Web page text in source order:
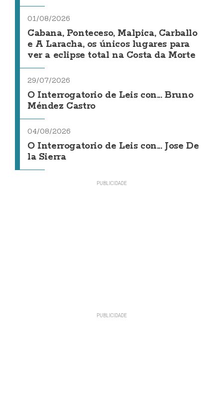
01/08/2026
Cabana, Ponteceso, Malpica, Carballo
e A Laracha, os únicos lugares para
ver a eclipse total na Costa da Morte
29/07/2026
O Interrogatorio de Leis con... Bruno
Méndez Castro
04/08/2026
O Interrogatorio de Leis con... Jose De
la Sierra